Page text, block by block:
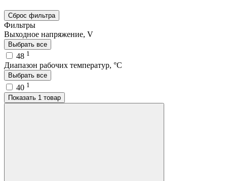
Сброс фильтра
Фильтры
Выходное напряжение, V
Выбрать все
48 1
Диапазон рабочих температур, °C
Выбрать все
40 1
Показать 1 товар